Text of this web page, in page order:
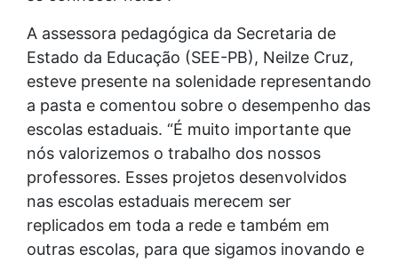
A assessora pedagógica da Secretaria de
Estado da Educação (SEE-PB), Neilze Cruz,
esteve presente na solenidade representando
a pasta e comentou sobre o desempenho das
escolas estaduais. “É muito importante que
nós valorizemos o trabalho dos nossos
professores. Esses projetos desenvolvidos
nas escolas estaduais merecem ser
replicados em toda a rede e também em
outras escolas, para que sigamos inovando e